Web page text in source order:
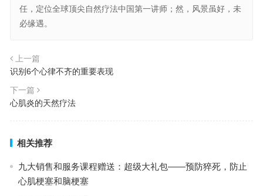
任，定位全球顶尖自然疗法中国第一讲师；然，风景虽好，未
必缘遇。
上一篇
识别6个心律不齐的重要表现
下一篇
心肌炎的天然疗法
相关推荐
九大销售和服务课程赠送：超级大礼包——预防猝死，防止
心肌梗塞和脑梗塞